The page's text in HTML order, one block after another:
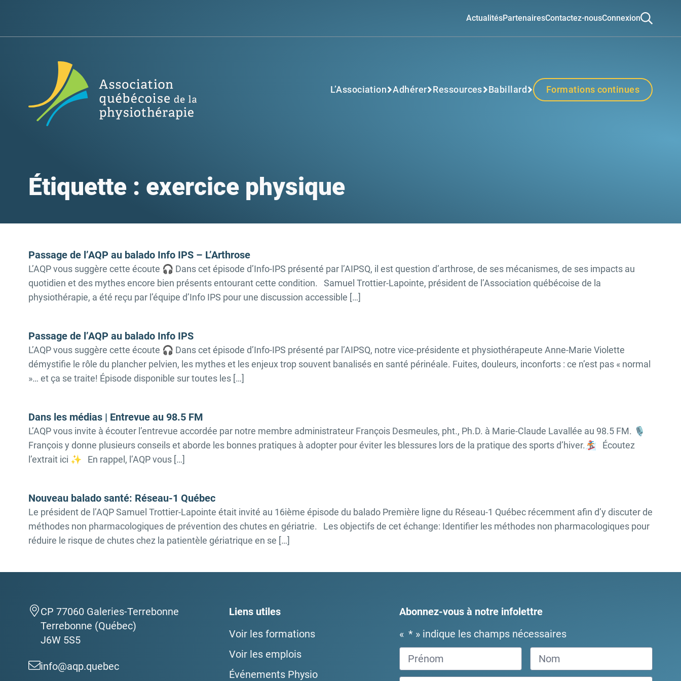
ActualitésPartenairesContactez-nousConnexion
L’Association Adhérer Ressources Babillard Formations continues
Étiquette : exercice physique
Passage de l’AQP au balado Info IPS – L’Arthrose
L’AQP vous suggère cette écoute 🎧 Dans cet épisode d’Info-IPS présenté par l’AIPSQ, il est question d’arthrose, de ses mécanismes, de ses impacts au
quotidien et des mythes encore bien présents entourant cette condition. Samuel Trottier-Lapointe, président de l’Association québécoise de la
physiothérapie, a été reçu par l’équipe d’Info IPS pour une discussion accessible […]
Passage de l’AQP au balado Info IPS
L’AQP vous suggère cette écoute 🎧 Dans cet épisode d’Info-IPS présenté par l’AIPSQ, notre vice-présidente et physiothérapeute Anne-Marie Violette
démystifie le rôle du plancher pelvien, les mythes et les enjeux trop souvent banalisés en santé périnéale. Fuites, douleurs, inconforts : ce n’est pas « normal
»… et ça se traite! Épisode disponible sur toutes les […]
Dans les médias | Entrevue au 98.5 FM
L’AQP vous invite à écouter l’entrevue accordée par notre membre administrateur François Desmeules, pht., Ph.D. à Marie-Claude Lavallée au 98.5 FM. 🎙️
François y donne plusieurs conseils et aborde les bonnes pratiques à adopter pour éviter les blessures lors de la pratique des sports d’hiver.🏂🏻 Écoutez
l’extrait ici ✨ En rappel, l’AQP vous […]
Nouveau balado santé: Réseau-1 Québec
Le président de l’AQP Samuel Trottier-Lapointe était invité au 16ième épisode du balado Première ligne du Réseau-1 Québec récemment afin d’y discuter de
méthodes non pharmacologiques de prévention des chutes en gériatrie. Les objectifs de cet échange: Identifier les méthodes non pharmacologiques pour
réduire le risque de chutes chez la patientèle gériatrique en se […]
CP 77060 Galeries-Terrebonne
Terrebonne (Québec)
J6W 5S5
info@aqp.quebec
Liens utiles
Voir les formations
Voir les emplois
Événements Physio
Abonnez-vous à notre infolettre
« * » indique les champs nécessaires